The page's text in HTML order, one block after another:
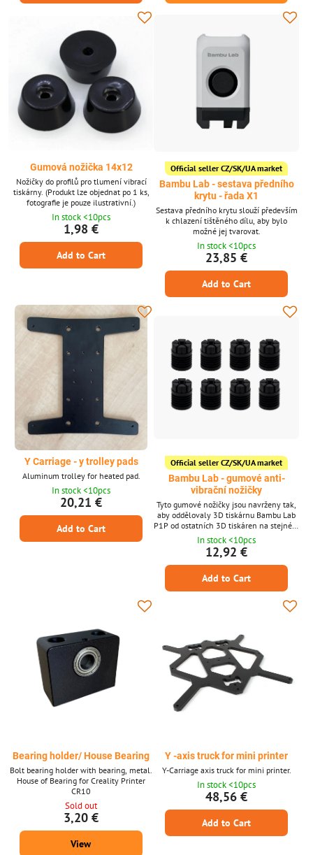
Gumová nožička 14x12
Nožičky do profilů pro tlumení vibrací
tiskárny. (Produkt lze objednat po 1 ks,
fotografie je pouze ilustrativní.)
In stock <10pcs
1,98 €
Add to Cart
Official seller CZ/SK/UA market
Bambu Lab - sestava předního
krytu - řada X1
Sestava předního krytu slouží především
k chlazení tištěného dílu, aby bylo
možné jej tvarovat.
In stock <10pcs
23,85 €
Add to Cart
Y Carriage - y trolley pads
Aluminum trolley for heated pad.
In stock <10pcs
20,21 €
Add to Cart
Official seller CZ/SK/UA market
Bambu Lab - gumové anti-
vibrační nožičky
Tyto gumové nožičky jsou navrženy tak,
aby oddělovaly 3D tiskárnu Bambu Lab
P1P od ostatních 3D tiskáren na stejném
povrchu tím, že pohlcují vibrační energii
a pomáhají minimalizovat opotřebení
stroje způsobené vibracemi.
In stock <10pcs
12,92 €
Add to Cart
Bearing holder/ House Bearing
Bolt bearing holder with bearing, metal.
House of Bearing for Creality Printer
CR10
Sold out
3,20 €
View
Y -axis truck for mini printer
Y-Carriage axis truck for mini printer.
In stock <10pcs
48,56 €
Add to Cart